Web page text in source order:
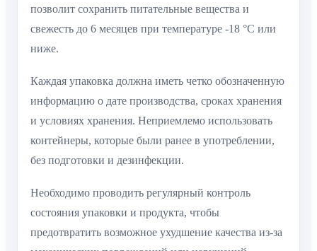
позволит сохранить питательные вещества и
свежесть до 6 месяцев при температуре -18 °C или
ниже.
Каждая упаковка должна иметь четко обозначенную
информацию о дате производства, сроках хранения
и условиях хранения. Неприемлемо использовать
контейнеры, которые были ранее в употреблении,
без подготовки и дезинфекции.
Необходимо проводить регулярный контроль
состояния упаковки и продукта, чтобы
предотвратить возможное ухудшение качества из-за